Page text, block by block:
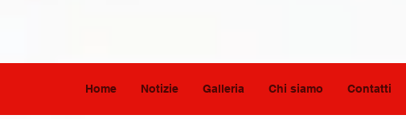
Home Notizie Galleria Chi siamo Contatti